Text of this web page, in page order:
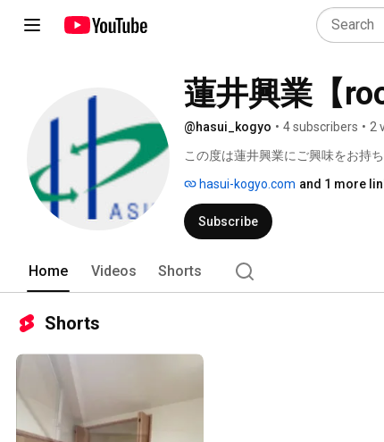
蓮井興業【
@hasui_kogyo • 4 subscribers • 2
この度は蓮井興業にご興味をお持
hasui-kogyo.com and 1 more
Subscribe
Home Videos Shorts
Shorts